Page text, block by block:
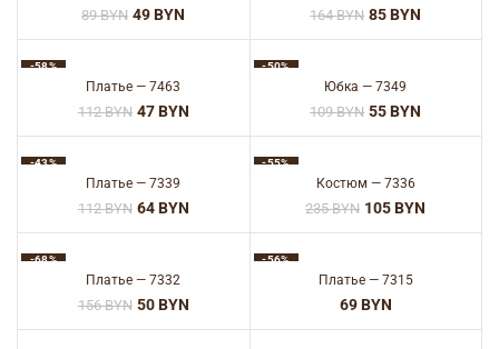
89BYN 49BYN 164BYN 85BYN
-58%
Платье — 7463
112BYN 47BYN
-50%
Юбка — 7349
109BYN 55BYN
-43%
Платье — 7339
112BYN 64BYN
-55%
Костюм — 7336
235BYN 105BYN
-68%
Платье — 7332
156BYN 50BYN
-56%
Платье — 7315
BYN